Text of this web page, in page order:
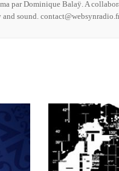
par Dominique Balaÿ. A
sound.